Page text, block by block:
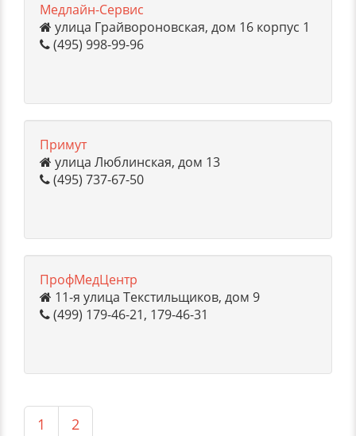
Медлайн-Сервис
улица Грайвороновская, дом 16 корпус 1
(495) 998-99-96
Примут
улица Люблинская, дом 13
(495) 737-67-50
ПрофМедЦентр
11-я улица Текстильщиков, дом 9
(499) 179-46-21, 179-46-31
1 2